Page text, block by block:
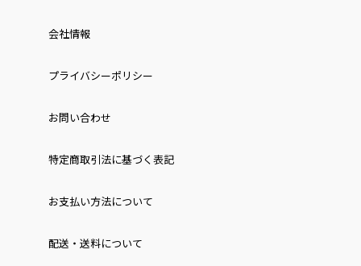
会社情報
プライバシーポリシー
お問い合わせ
特定商取引法に基づく表記
お⽀払い⽅法について
配送・送料について